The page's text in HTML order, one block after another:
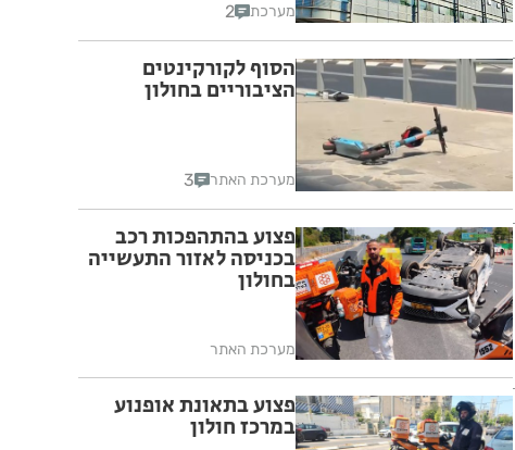
מערכת 2
הסוף לקורקינטים
הציבוריים בחולון
מערכת האתר 3
פצוע בהתהפכות רכב
בכניסה לאזור התעשייה
בחולון
מערכת האתר
פצוע בתאונת אופנוע
במרכז חולון